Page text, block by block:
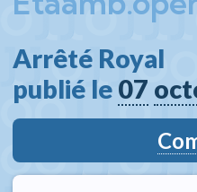
Arrêté Royal
publié le 07